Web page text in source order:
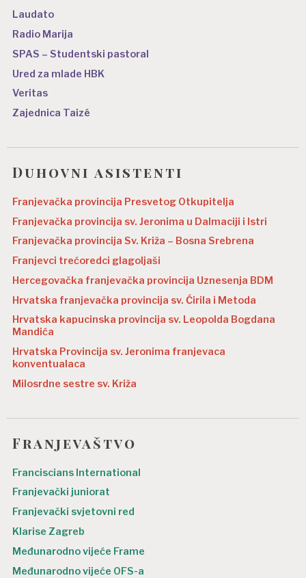
Laudato
Radio Marija
SPAS – Studentski pastoral
Ured za mlade HBK
Veritas
Zajednica Taizé
Duhovni asistenti
Franjevačka provincija Presvetog Otkupitelja
Franjevačka provincija sv. Jeronima u Dalmaciji i Istri
Franjevačka provincija Sv. Križa – Bosna Srebrena
Franjevci trećoredci glagoljaši
Hercegovačka franjevačka provincija Uznesenja BDM
Hrvatska franjevačka provincija sv. Ćirila i Metoda
Hrvatska kapucinska provincija sv. Leopolda Bogdana
Mandića
Hrvatska Provincija sv. Jeronima franjevaca
konventualaca
Milosrdne sestre sv. Križa
Franjevaštvo
Franciscians International
Franjevački juniorat
Franjevački svjetovni red
Klarise Zagreb
Međunarodno vijeće Frame
Međunarodno vijeće OFS-a